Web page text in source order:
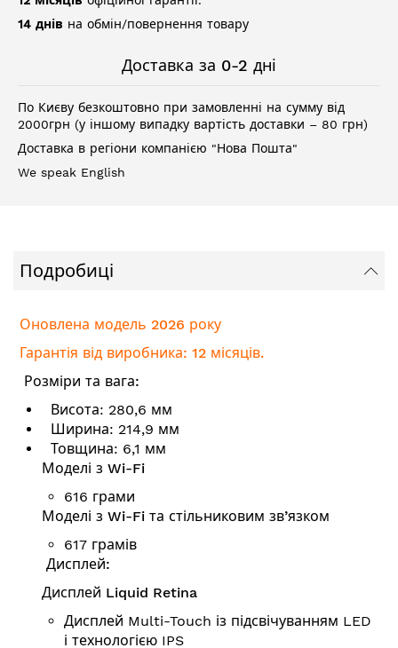
14 днів на обмін/повернення товару
Доставка за 0-2 дні
По Києву безкоштовно при замовленні на сумму від
2000грн (у іншому випадку вартість доставки – 80 грн)
Доставка в регіони компанією "Нова Пошта"
We speak English
Подробиці
Оновлена модель 2026 року
Гарантія від виробника: 12 місяців.
Розміри та вага:
Висота: 280,6 мм
Ширина: 214,9 мм
Товщина: 6,1 мм
Моделі з Wi-Fi
616 грами
Моделі з Wi-Fi та стільниковим зв’язком
617 грамів
Дисплей:
Дисплей Liquid Retina
Дисплей Multi-Touch із підсвічуванням LED
і технологією IPS